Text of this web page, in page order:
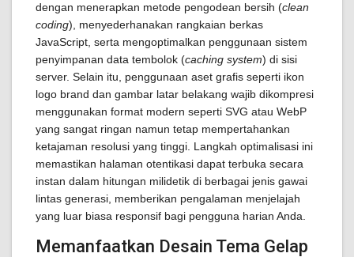
dengan menerapkan metode pengodean bersih (clean
coding), menyederhanakan rangkaian berkas
JavaScript, serta mengoptimalkan penggunaan sistem
penyimpanan data tembolok (caching system) di sisi
server. Selain itu, penggunaan aset grafis seperti ikon
logo brand dan gambar latar belakang wajib dikompresi
menggunakan format modern seperti SVG atau WebP
yang sangat ringan namun tetap mempertahankan
ketajaman resolusi yang tinggi. Langkah optimalisasi ini
memastikan halaman otentikasi dapat terbuka secara
instan dalam hitungan milidetik di berbagai jenis gawai
lintas generasi, memberikan pengalaman menjelajah
yang luar biasa responsif bagi pengguna harian Anda.
Memanfaatkan Desain Tema Gelap